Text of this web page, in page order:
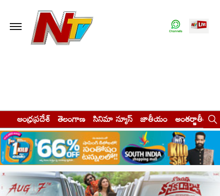
ఆంధ్రప్రదేశ్ తెలంగాణ సినిమా న్యూస్ జాతీయం అంతర్జాతీయం